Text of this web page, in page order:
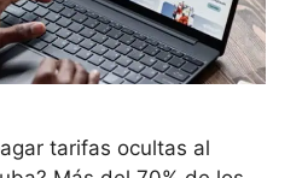
tarifas ocultas al